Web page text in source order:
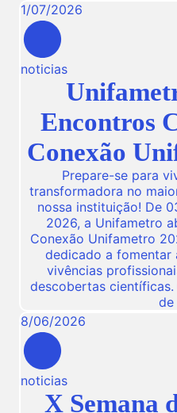
1/07/2026
noticias
Encontros
Conexão
Prepare-se para
transformadora no
nossa instituição! De
2026, a Unifametro
Conexão Unifametro
dedicado a fomentar
vivências
descobertas
8/06/2026
noticias
X Semana